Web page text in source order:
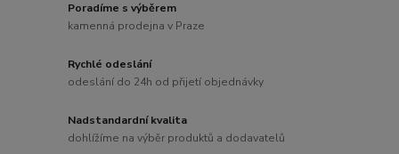
Poradíme s výběrem
kamenná prodejna v Praze
Rychlé odeslání
odeslání do 24h od přijetí objednávky
Nadstandardní kvalita
dohlížíme na výběr produktů a dodavatelů